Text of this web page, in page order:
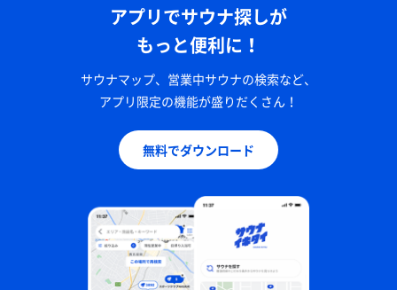
アプリでサウナ探しが
もっと便利に！
サウナマップ、営業中サウナの検索など、
アプリ限定の機能が盛りだくさん！
無料でダウンロード